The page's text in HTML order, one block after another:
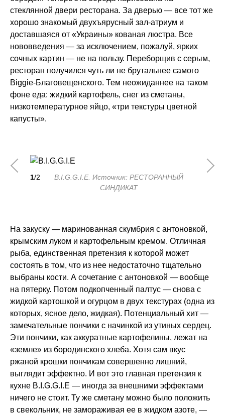
стеклянной двери ресторана. За дверью — все тот же
хорошо знакомый двухъярусный зал-атриум и
доставшаяся от «Украины» кованая люстра. Все
нововведения — за исключением, пожалуй, ярких
сочных картин — не на пользу. Переборщив с серым,
ресторан получился чуть ли не брутальнее самого
Biggie-Благовещенского. Тем неожиданнее на таком
фоне еда: жидкий картофель, снег из сметаны,
низкотемпературное яйцо, «три текстуры цветной
капусты».
1/2
B.I.G.G.I.E. Источник: РЕСТОРАННЫЙ
СИНДИКАТ
На закуску — маринованная скумбрия с антоновкой,
крымским луком и картофельным кремом. Отличная
рыба, единственная претензия к которой может
состоять в том, что из нее недостаточно тщательно
выбраны кости. А сочетание с антоновкой — вообще
на пятерку. Потом подкопченный палтус — снова с
жидкой картошкой и огурцом в двух текстурах (одна из
которых, ясное дело, жидкая). Потенциальный хит —
замечательные пончики с начинкой из утиных сердец.
Эти пончики, как аккуратные картофелины, лежат на
«земле» из бородинского хлеба. Хотя сам вкус
ржаной крошки пончикам совершенно лишний,
выглядит эффектно. И вот это главная претензия к
кухне B.I.G.G.I.E — иногда за внешними эффектами
ничего не стоит. Ту же сметану можно было положить
в свекольник, не замораживая ее в жидком азоте, —